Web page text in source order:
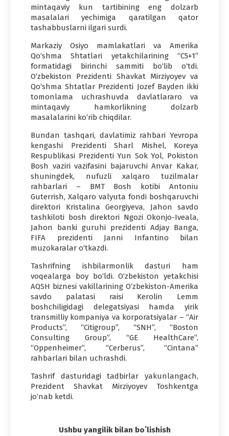
mintaqaviy kun tartibining eng dolzarb
masalalari yechimiga qaratilgan qator
tashabbuslarni ilgari surdi.
Markaziy Osiyo mamlakatlari va Amerika
Qo‘shma Shtatlari yetakchilarining “С5+1”
formatidagi birinchi sammiti bo‘lib o‘tdi.
O‘zbekiston Prezidenti Shavkat Mirziyoyev va
Qo‘shma Shtatlar Prezidenti Jozef Bayden ikki
tomonlama uchrashuvda davlatlararo va
mintaqaviy hamkorlikning dolzarb
masalalarini ko‘rib chiqdilar.
Bundan tashqari, davlatimiz rahbari Yevropa
kengashi Prezidenti Sharl Mishel, Koreya
Respublikasi Prezidenti Yun Sok Yol, Pokiston
Bosh vaziri vazifasini bajaruvchi Anvar Kakar,
shuningdek, nufuzli xalqaro tuzilmalar
rahbarlari – BMT Bosh kotibi Antoniu
Guterrish, Xalqaro valyuta fondi boshqaruvchi
direktori Kristalina Georgiyeva, Jahon savdo
tashkiloti bosh direktori Ngozi Okonjo-Iveala,
Jahon banki guruhi prezidenti Adjay Banga,
FIFA prezidenti Janni Infantino bilan
muzokaralar o‘tkazdi.
Tashrifning ishbilarmonlik dasturi ham
voqealarga boy bo‘ldi. O‘zbekiston yetakchisi
AQSH biznesi vakillarining O‘zbekiston-Amerika
savdo palatasi raisi Kerolin Lemm
boshchiligidagi delegatsiyasi hamda yirik
transmilliy kompaniya va korporatsiyalar – “Air
Products”, “Citigroup”, “SNH”, “Boston
Consulting Group”, “GE HealthCare”,
“Oppenheimer”, “Cerberus”, “Cintana”
rahbarlari bilan uchrashdi.
Tashrif dasturidagi tadbirlar yakunlangach,
Prezident Shavkat Mirziyoyev Toshkentga
jo‘nab ketdi.
Ushbu yangilik bilan boʻlishish